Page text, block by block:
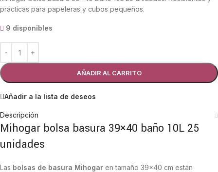
prácticas para papeleras y cubos pequeños.
9 disponibles
AÑADIR AL CARRITO
Añadir a la lista de deseos
Descripción
Mihogar bolsa basura 39×40 baño 10L 25
unidades
Las bolsas de basura Mihogar en tamaño 39×40 cm están